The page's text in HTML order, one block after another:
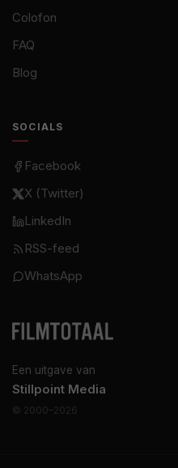
Een uitgave van
Stillpoint Media
© 2000–2026
Colofon
FAQ
Blog
SOCIALS
Facebook
X (Twitter)
LinkedIn
RSS-feed
WhatsApp